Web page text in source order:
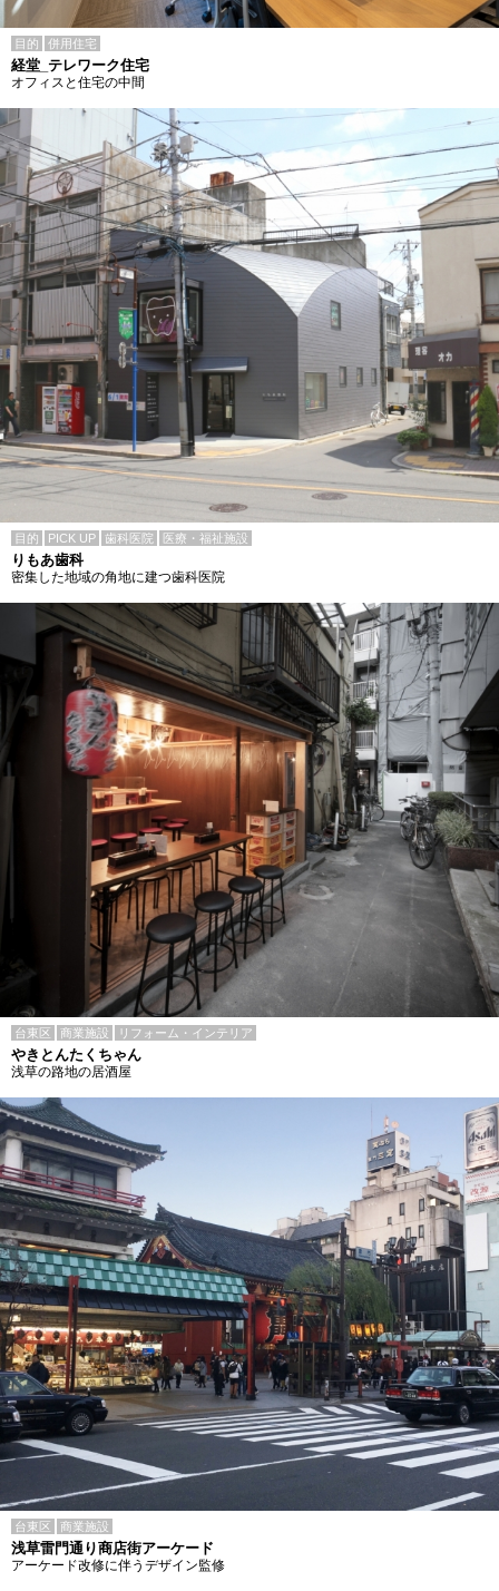
目的 併用住宅
経堂_テレワーク住宅
オフィスと住宅の中間
目的 PICK UP 歯科医院 医療・福祉施設
りもあ歯科
密集した地域の角地に建つ歯科医院
台東区 商業施設 リフォーム・インテリア
やきとんたくちゃん
浅草の路地の居酒屋
台東区 商業施設
浅草雷門通り商店街アーケード
アーケード改修に伴うデザイン監修